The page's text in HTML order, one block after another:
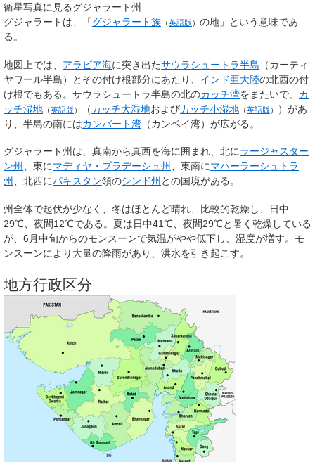
衛星写真に見るグジャラート州
グジャラートは、「グジャラート族 （英語版 ） の地」という意味であ
る。
地図上では、 アラビア海に突き出たサウラシュートラ半島 （カーティ
ヤワール半島）とその付け根部分にあたり、 インド亜大陸の北西の付
け根でもある。サウラシュートラ半島の北のカッチ湾をまたいで、 カ
ッチ湿地 （英語版 ） （カッチ大湿地およびカッチ小湿地 （英語版 ）
）があ
り、半島の南にはカンバート湾 （カンベイ湾）が広がる。
グジャラート州は、真南から真西を海に囲まれ、北にラージャスター
ン州 、東にマディヤ・プラデーシュ州 、東南にマハーラーシュトラ
州 、北西にパキスタン領のシンド州 との国境がある。
州全体で起伏が少なく、冬はほとんど晴れ、比較的乾燥し、日中
29℃、夜間12℃である。夏は日中41℃、夜間29℃と暑く乾燥している
が、6月中旬からのモンスーンで気温がやや低下し、湿度が増す。モ
ンスーンにより大量の降雨があり、洪水を引き起こす。
地方行政区分